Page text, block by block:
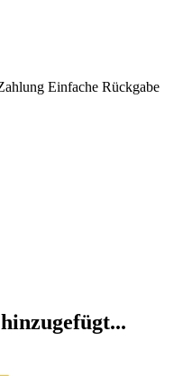
Einfache Rückgabe